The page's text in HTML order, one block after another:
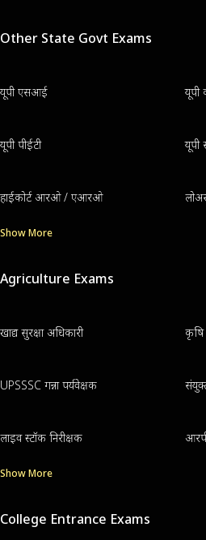
Other State Govt Exams
यूपी एसआई यूपी
यूपी पीईटी यूपी
हाईकोर्ट आरओ / एआरओ
Show More
Agriculture Exams
खाद्य सुरक्षा अधिकारी कृषि
UPSSSC गन्ना पर्यवेक्षक
लाइव स्टॉक निरीक्षक
Show More
College Entrance Exams